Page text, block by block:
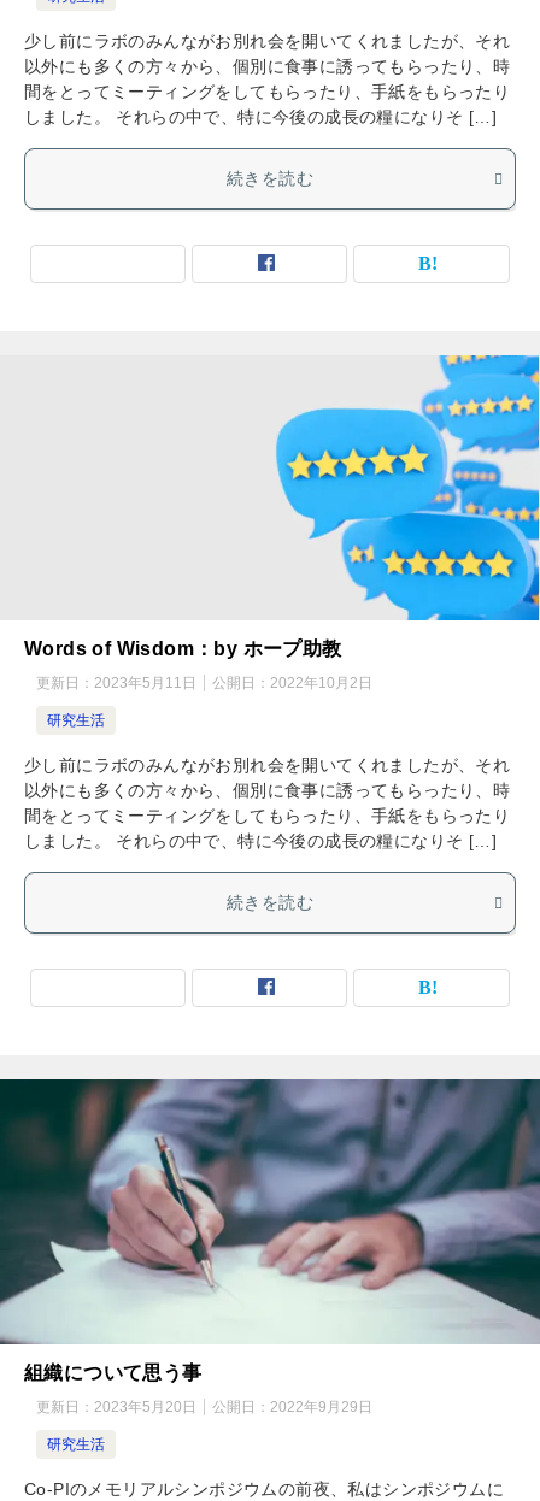
少し前にラボのみんながお別れ会を開いてくれましたが、それ
以外にも多くの方々から、個別に食事に誘ってもらったり、時
間をとってミーティングをしてもらったり、手紙をもらったり
しました。 それらの中で、特に今後の成長の糧になりそ […]
続きを読む
Words of Wisdom：by ホープ助教
更新日： 2023年5月11日 公開日： 2022年10月2日
研究生活
少し前にラボのみんながお別れ会を開いてくれましたが、それ
以外にも多くの方々から、個別に食事に誘ってもらったり、時
間をとってミーティングをしてもらったり、手紙をもらったり
しました。 それらの中で、特に今後の成長の糧になりそ […]
続きを読む
組織について思う事
更新日： 2023年5月20日 公開日： 2022年9月29日
研究生活
Co-PIのメモリアルシンポジウムの前夜、私はシンポジウムに